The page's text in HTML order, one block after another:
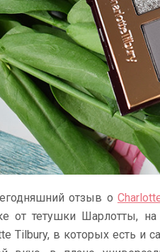
отзыв о
от тетушки Шарлотты,
Tilbury, в которых есть и